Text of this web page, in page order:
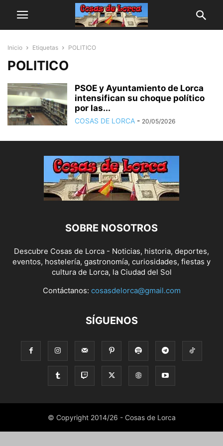
Inicio Etiquetas POLITICO
POLITICO
PSOE y Ayuntamiento de Lorca
intensifican su choque político
por las...
COSAS DE LORCA - 20/05/2026
SOBRE NOSOTROS
Descubre Cosas de Lorca - Noticias, historia, deportes,
eventos, hostelería, gastronomía, curiosidades, fiestas y
cultura de Lorca, la Ciudad del Sol
Contáctanos: cosasdelorca@gmail.com
SÍGUENOS
© Copyright 2014/26 - Cosas de Lorca